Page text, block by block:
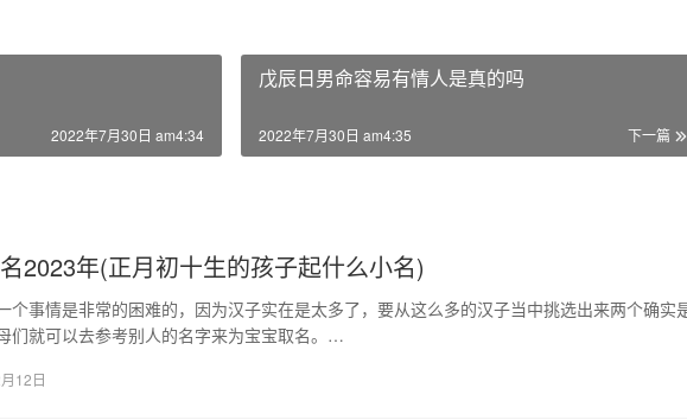
2022年7月30日 am4:34
戊辰日男命容易有情人是真的吗
下一篇
2022年7月30日 am4:35
2023年(正月初十生的孩子起什么小名)
个事情是非常的困难的，因为汉子实在是太多了，要从这么多的汉子当中挑选出来两个确实
们就可以去参考别人的名字来为宝宝取名。…
12日